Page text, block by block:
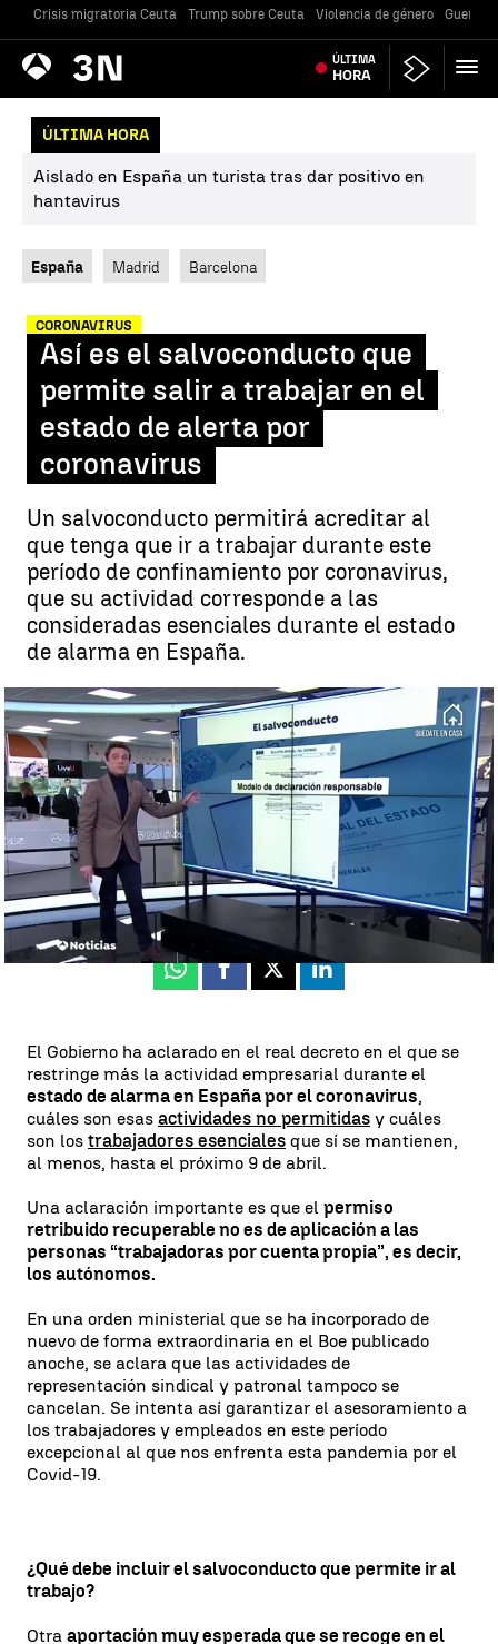
Crisis migratoria Ceuta Trump sobre Ceuta Violencia de género Guerra
Antena
3 Noticias ÚLTIMA
HORA
ÚLTIMA HORA
Aislado en España un turista tras dar positivo en
hantavirus
España Madrid Barcelona
CORONAVIRUS
Así es el salvoconducto que
permite salir a trabajar en el
estado de alerta por
coronavirus
Un salvoconducto permitirá acreditar al
que tenga que ir a trabajar durante este
período de confinamiento por coronavirus,
que su actividad corresponde a las
consideradas esenciales durante el estado
de alarma en España.
Así es el salvoconducto que permite salir a trabajar en el estado de
alerta por coronavirus |
Antena 3 Noticias
Antena 3 Noticias
Actualizado:
31 de marzo de 2020, 16:37
Publicado:31 de marzo de 2020, 14:29
Whatsapp
Facebook
X Linkedin
El Gobierno ha aclarado en el real decreto en el que se
restringe más la actividad empresarial durante el
estado de alarma en España por el coronavirus,
cuáles son esas actividades no permitidas y cuáles
son los trabajadores esenciales que sí se mantienen,
al menos, hasta el próximo 9 de abril.
Una aclaración importante es que el permiso
retribuido recuperable no es de aplicación a las
personas “trabajadoras por cuenta propia”, es decir,
los autónomos.
En una orden ministerial que se ha incorporado de
nuevo de forma extraordinaria en el Boe publicado
anoche, se aclara que las actividades de
representación sindical y patronal tampoco se
cancelan. Se intenta así garantizar el asesoramiento a
los trabajadores y empleados en este período
excepcional al que nos enfrenta esta pandemia por el
Covid-19.
¿Qué debe incluir el salvoconducto que permite ir al
trabajo?
Otra aportación muy esperada que se recoge en el